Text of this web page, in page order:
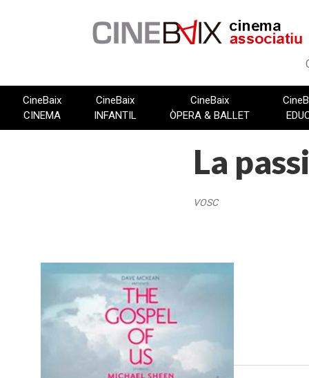
CineBaix
CINEMA
CineBaix
INFANTIL
CineBaix
ÒPERA & BALLET
La
VOSC
FITXA TÈCNICA
Dave McKean